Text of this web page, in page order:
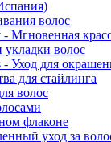
волос
Мгновенная
укладки волос
- Уход для
для стайлинга
волос
флаконе
уход за